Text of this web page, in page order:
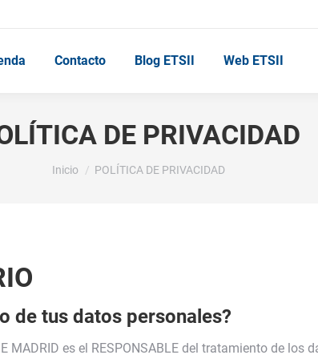
Contacto Blog ETSII Web ETSII
DE PRIVACIDAD
Estás aquí:
Inicio POLÍTICA DE PRIVACIDAD
de tus datos personales?
MADRID es el RESPONSABLE del tratamiento de